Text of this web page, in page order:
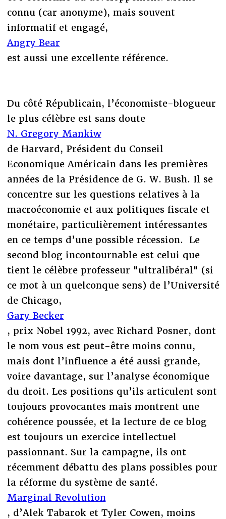
connu (car anonyme), mais souvent
informatif et engagé,
Angry Bear
est aussi une excellente référence.
Du côté Républicain, l’économiste-blogueur
le plus célèbre est sans doute
N. Gregory Mankiw
de Harvard, Président du Conseil
Economique Américain dans les premières
années de la Présidence de G. W. Bush. Il se
concentre sur les questions relatives à la
macroéconomie et aux politiques fiscale et
monétaire, particulièrement intéressantes
en ce temps d’une possible récession. Le
second blog incontournable est celui que
tient le célèbre professeur "ultralibéral" (si
ce mot à un quelconque sens) de l’Université
de Chicago,
Gary Becker
, prix Nobel 1992, avec Richard Posner, dont
le nom vous est peut-être moins connu,
mais dont l’influence a été aussi grande,
voire davantage, sur l’analyse économique
du droit. Les positions qu’ils articulent sont
toujours provocantes mais montrent une
cohérence poussée, et la lecture de ce blog
est toujours un exercice intellectuel
passionnant. Sur la campagne, ils ont
récemment débattu des plans possibles pour
la réforme du système de santé.
Marginal Revolution
, d’Alek Tabarok et Tyler Cowen, moins